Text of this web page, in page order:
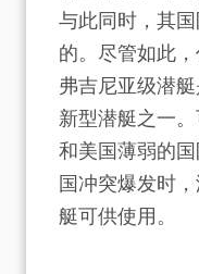
与此同时，其
的。尽管如此，
弗吉尼亚级潜
新型潜艇之一
和美国薄弱的
国冲突爆发时
艇可供使用。